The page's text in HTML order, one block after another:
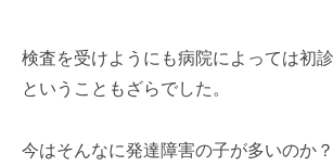
検査を受けようにも病院によっては初
ということもざらでした。
今はそんなに発達障害の子が多いのか？